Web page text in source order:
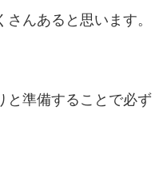
んあると思います。
と準備することで必ず